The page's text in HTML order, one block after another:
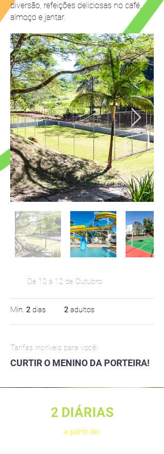
diversão, refeições deliciosas no café,
almoço e jantar.
De 10 à 12 de Outubro
Min. 2 dias 2 adultos
Tarifas incríveis para você!
CURTIR O MENINO DA PORTEIRA!
2 DIÁRIAS
a partir de: